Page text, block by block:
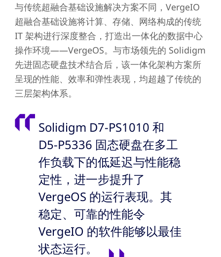
与传统超融合基础设施解决方案不同，VergeIO
超融合基础设施将计算、存储、网络构成的传统
IT 架构进行深度整合，打造出一体化的数据中心
操作环境——VergeOS。与市场领先的 Solidigm
先进固态硬盘技术结合后，该一体化架构方案所
呈现的性能、效率和弹性表现，均超越了传统的
三层架构体系。
Solidigm D7-PS1010 和
D5-P5336 固态硬盘在多工
作负载下的低延迟与性能稳
定性，进一步提升了
VergeOS 的运行表现。其
稳定、可靠的性能令
VergeIO 的软件能够以最佳
状态运行。